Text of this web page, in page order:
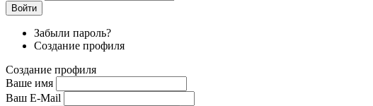
Войти
Забыли пароль?
Создание профиля
Создание профиля
Ваше имя
Ваш E-Mail